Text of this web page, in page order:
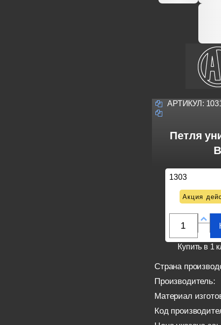
АРТИКУЛ:
Петля
1303
Акция
Купить в 1
Страна
Производитель:
Материал
Код